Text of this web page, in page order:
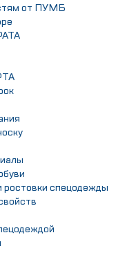
от ПУМБ
ростовки спецодежды